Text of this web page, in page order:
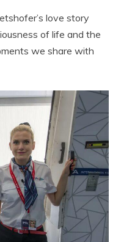
love story
of life and the
we share with